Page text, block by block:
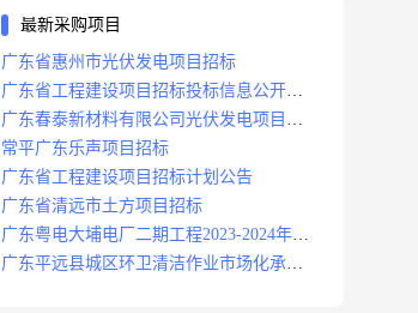
最新采购项目
广东省惠州市光伏发电项目招标
广东省工程建设项目招标投标信息公开目
录
广东春泰新材料有限公司光伏发电项目招
标
常平广东乐声项目招标
广东省工程建设项目招标计划公告
广东省清远市土方项目招标
广东粤电大埔电厂二期工程2023-2024年度
安保服务项目招标公告
广东平远县城区环卫清洁作业市场化承包